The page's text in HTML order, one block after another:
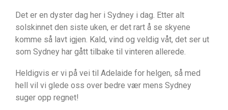
Det er en dyster dag her i Sydney i dag. Etter alt
solskinnet den siste uken, er det rart å se skyene
komme så lavt igjen. Kald, vind og veldig våt, det ser ut
som Sydney har gått tilbake til vinteren allerede.
Heldigvis er vi på vei til Adelaide for helgen, så med
hell vil vi glede oss over bedre vær mens Sydney
suger opp regnet!